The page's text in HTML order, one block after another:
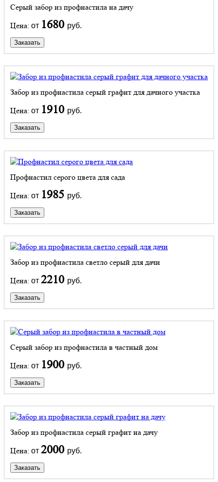
Серый забор из профнастила на дачу
Цена: от 1680 руб.
Заказать
Забор из профнастила серый графит для дачного участка
Цена: от 1910 руб.
Заказать
Профнастил серого цвета для сада
Цена: от 1985 руб.
Заказать
Забор из профнастила светло серый для дачи
Цена: от 2210 руб.
Заказать
Серый забор из профнастила в частный дом
Цена: от 1900 руб.
Заказать
Забор из профнастила серый графит на дачу
Цена: от 2000 руб.
Заказать